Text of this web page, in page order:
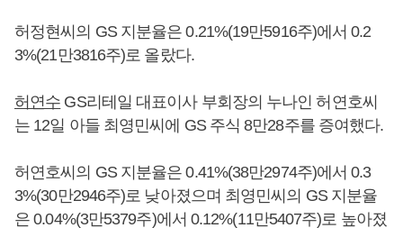
허정현씨의 GS 지분율은 0.21%(19만5916주)에서 0.2
3%(21만3816주)로 올랐다.
허연수 GS리테일 대표이사 부회장의 누나인 허연호씨
는 12일 아들 최영민씨에 GS 주식 8만28주를 증여했다.
허연호씨의 GS 지분율은 0.41%(38만2974주)에서 0.3
3%(30만2946주)로 낮아졌으며 최영민씨의 GS 지분율
은 0.04%(3만5379주)에서 0.12%(11만5407주)로 높아졌